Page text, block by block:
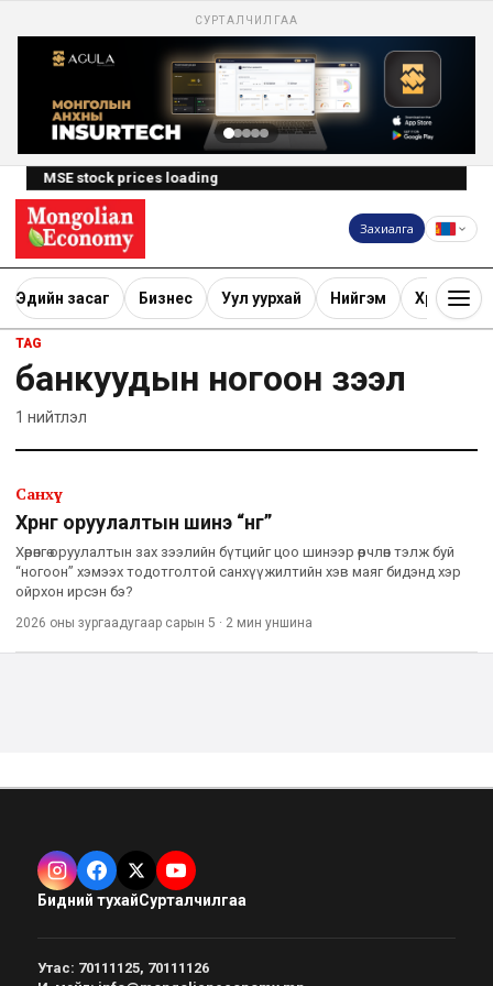
СУРТАЛЧИЛГАА
MSE stock prices loading
Захиалга
Эдийн засаг Бизнес Уул уурхай Нийгэм Хөрөнгө
TAG
банкуудын ногоон зээл
1 нийтлэл
Санхүү
Хөрөнгө оруулалтын шинэ “өнгө”
Хөрөнгө оруулалтын зах зээлийн бүтцийг цоо шинээр өөрчлөн тэлж буй
“ногоон” хэмээх тодотголтой санхүүжилтийн хэв маяг бидэнд хэр
ойрхон ирсэн бэ?
2026 оны зургаадугаар сарын 5 · 2 мин уншина
Бидний тухайСурталчилгаа
Утас: 70111125, 70111126